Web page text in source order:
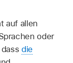
auf allen
oder
dassdie